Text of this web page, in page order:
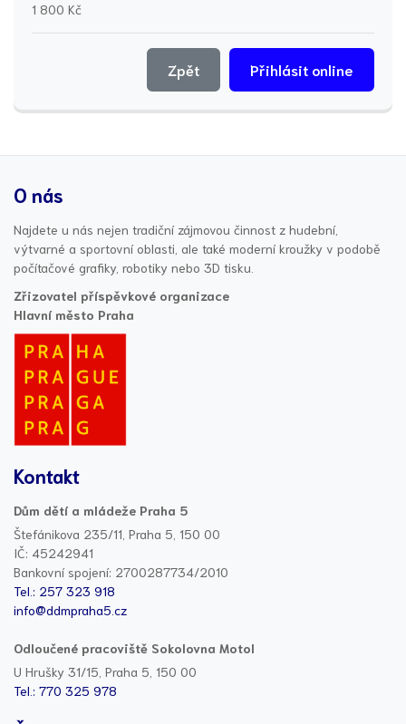
1 800 Kč
Přihlásit online
Zpět
O nás
Najdete u nás nejen tradiční zájmovou činnost z hudební,
výtvarné a sportovní oblasti, ale také moderní kroužky v podobě
počítačové grafiky, robotiky nebo 3D tisku.
Zřizovatel příspěvkové organizace
Hlavní město Praha
Kontakt
Dům dětí a mládeže Praha 5
Štefánikova 235/11, Praha 5, 150 00
IČ: 45242941
Bankovní spojení: 2700287734/2010
Tel.: 257 323 918
info@ddmpraha5.cz
Odloučené pracoviště Sokolovna Motol
U Hrušky 31/15, Praha 5, 150 00
Tel.: 770 325 978